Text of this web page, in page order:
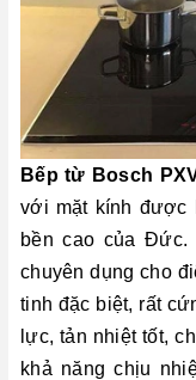
Bếp từ Bosch
với mặt kính được
bền cao của
chuyên dụng cho
tinh đặc biệt, rất
lực, tản nhiệt tốt,
khả năng chịu